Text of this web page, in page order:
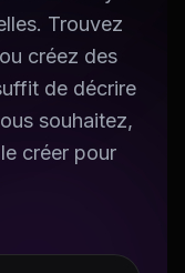
Trouvez
créez des
de décrire
souhaitez,
créer pour